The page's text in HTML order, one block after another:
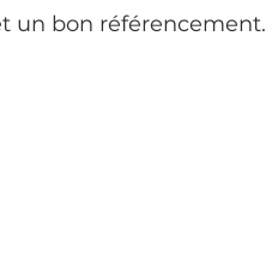
un bon référencement.